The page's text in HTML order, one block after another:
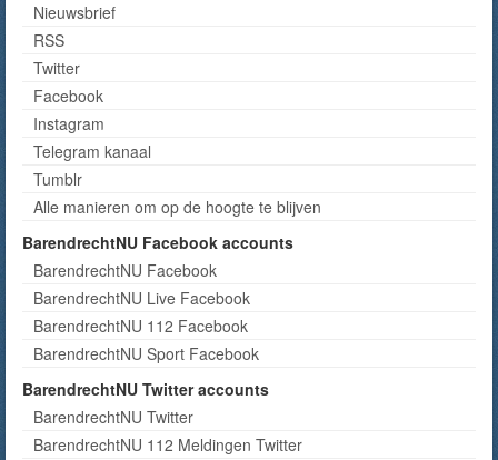
Nieuwsbrief
RSS
Twitter
Facebook
Instagram
Telegram kanaal
Tumblr
Alle manieren om op de hoogte te blijven
BarendrechtNU Facebook accounts
BarendrechtNU Facebook
BarendrechtNU Live Facebook
BarendrechtNU 112 Facebook
BarendrechtNU Sport Facebook
BarendrechtNU Twitter accounts
BarendrechtNU Twitter
BarendrechtNU 112 Meldingen Twitter